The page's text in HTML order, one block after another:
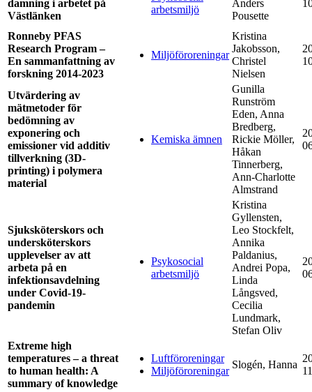
damning i arbetet på
Västlänken
arbetsmiljö
Anders
Pousette
Ronneby PFAS
Research Program –
En sammanfattning av
forskning 2014-2023
Miljöföroreningar
Kristina
Jakobsson,
Christel
Nielsen
Utvärdering av
mätmetoder för
bedömning av
exponering och
emissioner vid additiv
tillverkning (3D-
printing) i polymera
material
Kemiska ämnen
Gunilla
Runström
Eden, Anna
Bredberg,
Rickie Möller,
Håkan
Tinnerberg,
Ann-Charlotte
Almstrand
Sjuksköterskors och
undersköterskors
upplevelser av att
arbeta på en
infektionsavdelning
under Covid-19-
pandemin
Psykosocial
arbetsmiljö
Kristina
Gyllensten,
Leo Stockfelt,
Annika
Paldanius,
Andrei Popa,
Linda
Långsved,
Cecilia
Lundmark,
Stefan Oliv
Extreme high
temperatures – a threat
to human health: A
summary of knowledge
Luftföroreningar
Miljöföroreningar
Slogén, Hanna